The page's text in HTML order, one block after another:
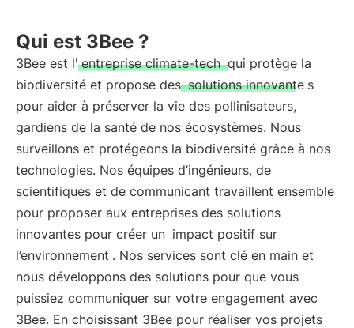
Qui est 3Bee ?
3Bee est l' entreprise climate-tech qui protège la
biodiversité et propose des solutions innovante s
pour aider à préserver la vie des pollinisateurs,
gardiens de la santé de nos écosystèmes. Nous
surveillons et protégeons la biodiversité grâce à nos
technologies. Nos équipes d’ingénieurs, de
scientifiques et de communicant travaillent ensemble
pour proposer aux entreprises des solutions
innovantes pour créer un impact positif sur
l’environnement . Nos services sont clé en main et
nous développons des solutions pour que vous
puissiez communiquer sur votre engagement avec
3Bee. En choisissant 3Bee pour réaliser vos projets